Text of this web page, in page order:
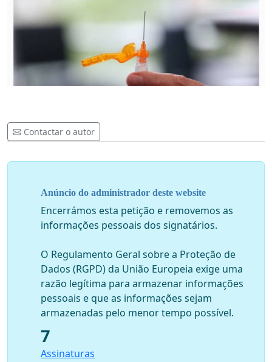
Contactar o autor
Anúncio do administrador deste website
Encerrámos esta petição e removemos as
informações pessoais dos signatários.
O Regulamento Geral sobre a Proteção de
Dados (RGPD) da União Europeia exige uma
razão legítima para armazenar informações
pessoais e que as informações sejam
armazenadas pelo menor tempo possível.
7
Assinaturas